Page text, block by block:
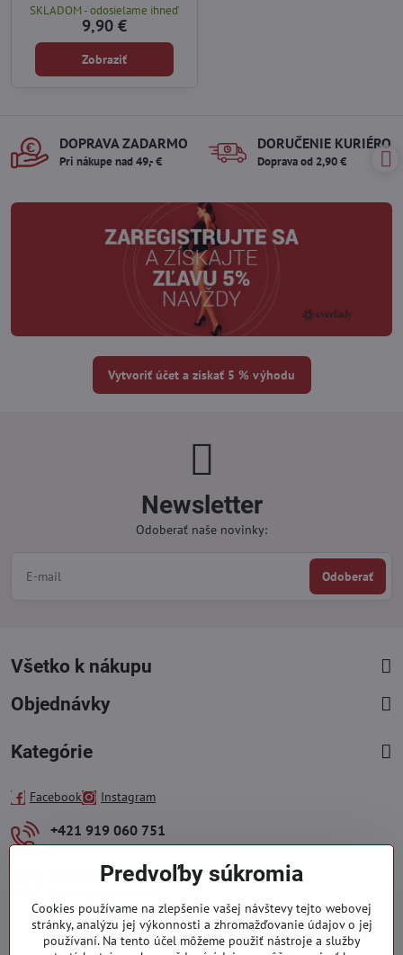
SKLADOM - odosielame ihneď
9,90 €
Zobraziť
DOPRAVA ZADARMO
Pri nákupe nad 49,- €
DORUČENIE KURIÉROM
Doprava od 2,90 €
Vytvoriť účet a získať 5 % výhodu
Newsletter
Odoberať naše novinky:
Odoberať
Všetko k nákupu
Objednávky
Kategórie
Facebook Instagram
+421 919 060 751
Pondelok - Piatok : 09:00 - 15:00 hod.
info​@everlady​.eu
Predvoľby súkromia
Cookies používame na zlepšenie vašej návštevy tejto webovej
stránky, analýzu jej výkonnosti a zhromažďovanie údajov o jej
používaní. Na tento účel môžeme použiť nástroje a služby